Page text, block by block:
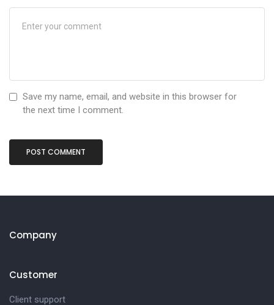
Save my name, email, and website in this browser for
the next time I comment.
Company
Customer
Client support